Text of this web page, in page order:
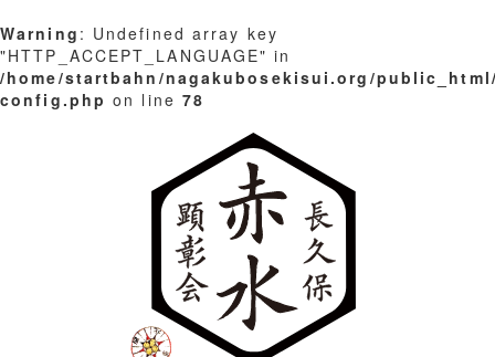
Warning : Undefined array key
"HTTP_ACCEPT_LANGUAGE" in
/home/startbahn/nagakubosekisui.org/
config.php on line 78